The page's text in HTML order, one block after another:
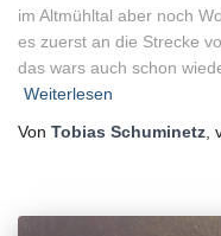
im Altmühltal aber noch
es zuerst an die Strecke
das wars auch schon
Weiterlesen
Von Tobias Schuminetz ,